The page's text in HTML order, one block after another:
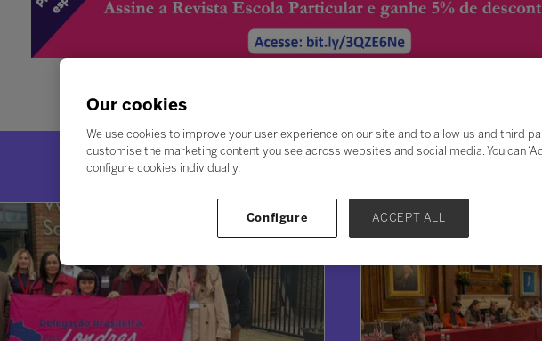
Our cookies
We use cookies to improve your user experience on our site and to allow us and third
customise the marketing content you see across websites and social media. You can
configure cookies individually.
Configure ACCEPT ALL